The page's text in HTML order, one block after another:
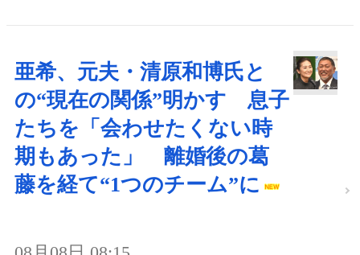
亜希、元夫・清原和博氏と
の“現在の関係”明かす 息子
たちを「会わせたくない時
期もあった」 離婚後の葛
藤を経て“1つのチーム”に